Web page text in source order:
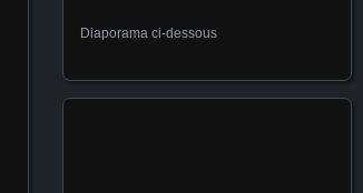
Diaporama ci-dessous